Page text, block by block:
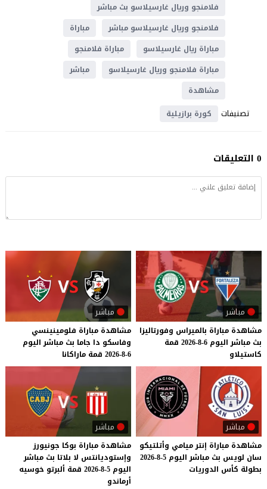
فلامنجو وريال غارسيلاسو بث مباشر
فلامنجو وريال غارسيلاسو مباشر
مباراة
مباراة ريال غارسيلاسو
مباراة فلامنجو
مباراة فلامنجو وريال غارسيلاسو
مباشر
مشاهدة
تصنيفات كورة برازيلية
0 التعليقات
مباشر
مشاهدة مباراة بالميراس وفورتاليزا
بث مباشر اليوم 6-8-2026
قمة
كاستيلاو
مباشر
مشاهدة مباراة فلومينينسي
وفاسكو دا جاما بث مباشر اليوم
6-8-2026
قمة ماراكانا
مباشر
مشاهدة مباراة إنترميامي وأتلتيكو
سان لويس بث مباشر اليوم 5-8-2026
بطولة كأس الدوريات
مباشر
مشاهدة مباراة بوكا جونيورز
وإستوديانتس لا بلاتا بث مباشر
اليوم 5-8-2026 قمة ألبرتو خوسيه
أرماندو